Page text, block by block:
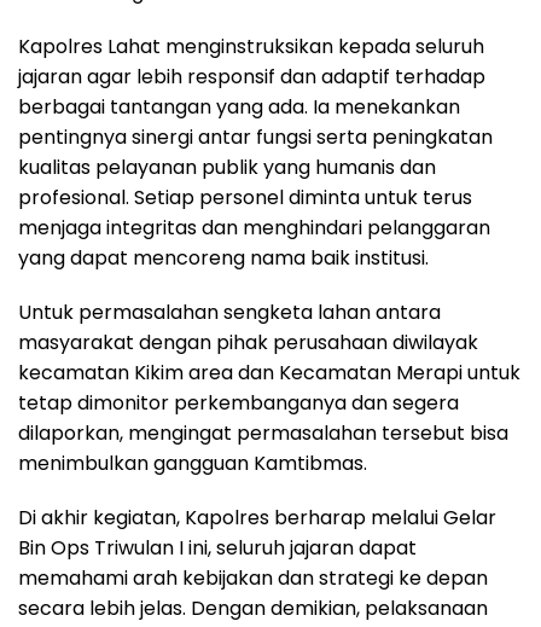
Kapolres Lahat menginstruksikan kepada seluruh
jajaran agar lebih responsif dan adaptif terhadap
berbagai tantangan yang ada. Ia menekankan
pentingnya sinergi antar fungsi serta peningkatan
kualitas pelayanan publik yang humanis dan
profesional. Setiap personel diminta untuk terus
menjaga integritas dan menghindari pelanggaran
yang dapat mencoreng nama baik institusi.
Untuk permasalahan sengketa lahan antara
masyarakat dengan pihak perusahaan diwilayak
kecamatan Kikim area dan Kecamatan Merapi untuk
tetap dimonitor perkembanganya dan segera
dilaporkan, mengingat permasalahan tersebut bisa
menimbulkan gangguan Kamtibmas.
Di akhir kegiatan, Kapolres berharap melalui Gelar
Bin Ops Triwulan I ini, seluruh jajaran dapat
memahami arah kebijakan dan strategi ke depan
secara lebih jelas. Dengan demikian, pelaksanaan